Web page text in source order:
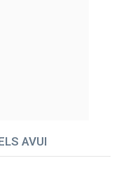
AVUI